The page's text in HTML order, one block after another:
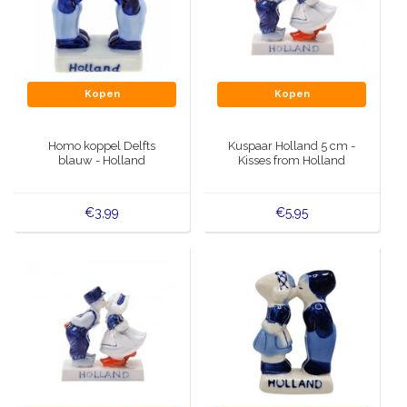
Kopen
Homo koppel Delfts
blauw - Holland
€3,99
Kopen
Kuspaar Holland 5 cm -
Kisses from Holland
€5,95